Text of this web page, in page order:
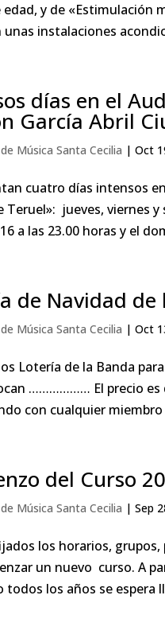
edad, y de «Estimulación
unas instalaciones
días en el
García Abril
Música Santa Cecilia |Oct
cuatro días intensos
Teruel»: jueves, viernes
a las 23.00 horas y el
de Navidad de
Música Santa Cecilia |Oct
Lotería de la Banda
……………… El precio es
con cualquier miembro
del Curso
Música Santa Cecilia |Sep
los horarios,
un nuevo curso. A
todos los años se espera